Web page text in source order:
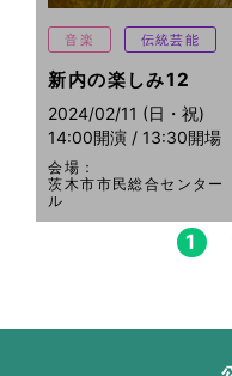
音楽 伝統芸能
新内の楽しみ12
2024/02/11 (日・祝)
14:00開演 / 13:30開場
会場：
茨木市市民総合センター
ル
1